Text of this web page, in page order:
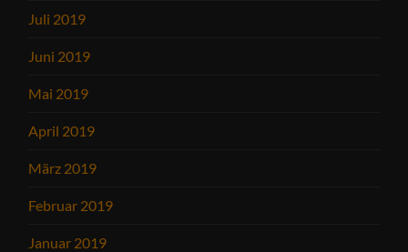
Juli 2019
Juni 2019
Mai 2019
April 2019
März 2019
Februar 2019
Januar 2019